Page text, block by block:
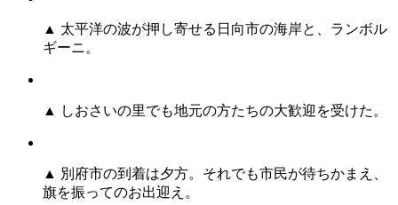
▲ 太平洋の波が押し寄せる日向市の海岸と、ランボル
ギーニ。
▲ しおさいの里でも地元の方たちの大歓迎を受けた。
▲ 別府市の到着は夕方。それでも市民が待ちかまえ、
旗を振ってのお出迎え。